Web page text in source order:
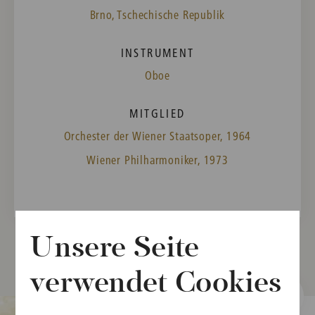
Brno, Tschechische Republik
INSTRUMENT
Oboe
MITGLIED
Orchester der Wiener Staatsoper, 1964
Wiener Philharmoniker, 1973
Unsere Seite
verwendet Cookies